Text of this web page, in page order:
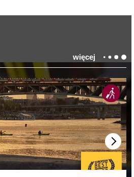
więcej